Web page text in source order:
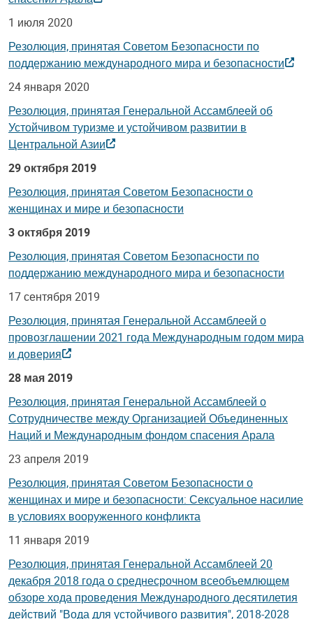
1 июля 2020
Резолюция, принятая Советом Безопасности по
поддержанию международного мира и безопасности
24 января 2020
Резолюция, принятая Генеральной Ассамблеей об
Устойчивом туризме и устойчивом развитии в
Центральной Азии
29 октября 2019
Резолюция, принятая Советом Безопасности о
женщинах и мире и безопасности
3 октября 2019
Резолюция, принятая Советом Безопасности по
поддержанию международного мира и безопасности
17 сентября 2019
Резолюция, принятая Генеральной Ассамблеей о
провозглашении 2021 года Международным годом мира
и доверия
28 мая 2019
Резолюция, принятая Генеральной Ассамблеей о
Сотрудничестве между Организацией Объединенных
Наций и Международным фондом спасения Арала
23 апреля 2019
Резолюция, принятая Советом Безопасности о
женщинах и мире и безопасности: Сексуальное насилие
в условиях вооруженного конфликта
11 января 2019
Резолюция, принятая Генеральной Ассамблеей 20
декабря 2018 года о среднесрочном всеобъемлющем
обзоре хода проведения Международного десятилетия
действий "Вода для устойчивого развития", 2018-2028